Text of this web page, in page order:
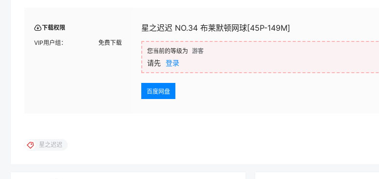
下载权限
VIP用户组： 免费下载
星之迟迟 NO.34 布莱默顿网球[45P-149M]
您当前的等级为 游客
请先 登录
百度网盘
星之迟迟